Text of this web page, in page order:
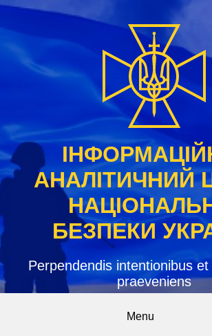
Skip
content
АНАЛІТИЧНИЙ
БЕЗПЕКИ
Perpendendis intentionibus
praeveniens
Menu